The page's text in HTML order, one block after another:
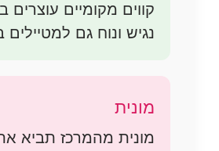
קווים מקומיים עוצרים
נגיש ונוח גם למטיילים
מונית
מונית מהמרכז תביא